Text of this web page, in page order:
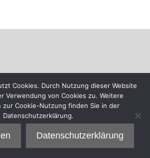
Cookies. Durch Nutzung dieser Website
Verwendung von Cookies zu. Weitere
zur Cookie-Nutzung finden Sie in der
Datenschutzerklärung.
Datenschutzerklärung